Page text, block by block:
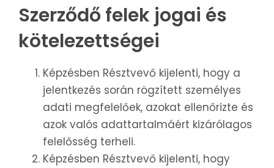
Szerződő felek jogai és
kötelezettségei
Képzésben Résztvevő kijelenti, hogy a
jelentkezés során rögzített személyes
adati megfelelőek, azokat ellenőrizte és
azok valós adattartalmáért kizárólagos
felelősség terheli.
Képzésben Résztvevő kijelenti, hogy